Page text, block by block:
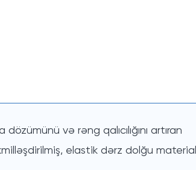
və rəng qalıcılığını artıran
elastik dərz dolğu